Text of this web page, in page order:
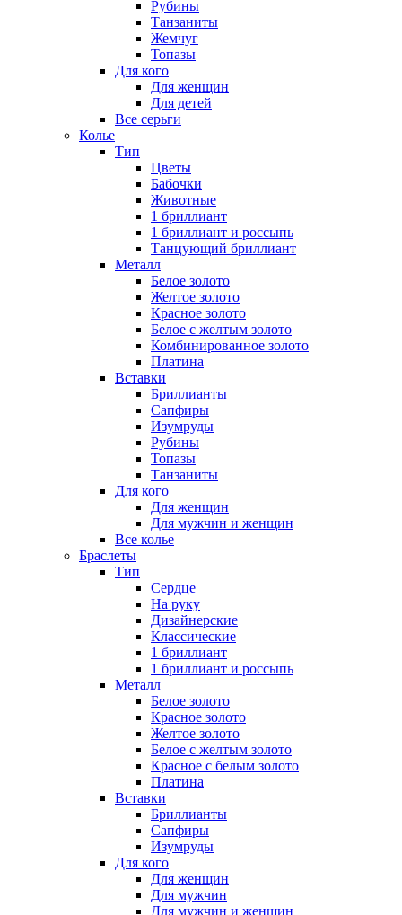
Рубины
Танзаниты
Жемчуг
Топазы
Для кого
Для женщин
Для детей
Все серьги
Колье
Тип
Цветы
Бабочки
Животные
1 бриллиант
1 бриллиант и россыпь
Танцующий бриллиант
Металл
Белое золото
Желтое золото
Красное золото
Белое с желтым золото
Комбинированное золото
Платина
Вставки
Бриллианты
Сапфиры
Изумруды
Рубины
Топазы
Танзаниты
Для кого
Для женщин
Для мужчин и женщин
Все колье
Браслеты
Тип
Сердце
На руку
Дизайнерские
Классические
1 бриллиант
1 бриллиант и россыпь
Металл
Белое золото
Красное золото
Желтое золото
Белое с желтым золото
Красное с белым золото
Платина
Вставки
Бриллианты
Сапфиры
Изумруды
Для кого
Для женщин
Для мужчин
Для мужчин и женщин